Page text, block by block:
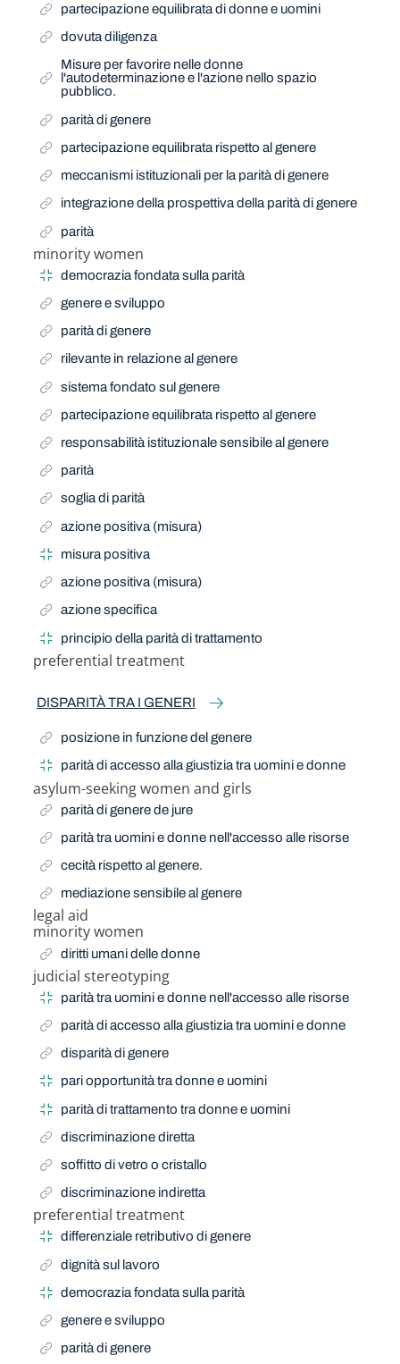
partecipazione equilibrata di donne e uomini
dovuta diligenza
Misure per favorire nelle donne
l'autodeterminazione e l'azione nello spazio
pubblico.
parità di genere
partecipazione equilibrata rispetto al genere
meccanismi istituzionali per la parità di genere
integrazione della prospettiva della parità di genere
parità
minority women
Narrow Term
democrazia fondata sulla parità
genere e sviluppo
parità di genere
rilevante in relazione al genere
sistema fondato sul genere
partecipazione equilibrata rispetto al genere
responsabilità istituzionale sensibile al genere
parità
soglia di parità
azione positiva (misura)
misura positiva
azione positiva (misura)
azione specifica
principio della parità di trattamento
preferential treatment
Related Term
DISPARITÀ TRA I GENERI
posizione in funzione del genere
parità di accesso alla giustizia tra uomini e donne
asylum-seeking women and girls
Related Term
parità di genere de jure
parità tra uomini e donne nell'accesso alle risorse
cecità rispetto al genere.
mediazione sensibile al genere
legal aid
Related Term
minority women
Related Term
diritti umani delle donne
judicial stereotyping
Related Term
parità tra uomini e donne nell'accesso alle risorse
parità di accesso alla giustizia tra uomini e donne
disparità di genere
pari opportunità tra donne e uomini
parità di trattamento tra donne e uomini
discriminazione diretta
soffitto di vetro o cristallo
discriminazione indiretta
preferential treatment
Related Term
differenziale retributivo di genere
dignità sul lavoro
democrazia fondata sulla parità
genere e sviluppo
parità di genere